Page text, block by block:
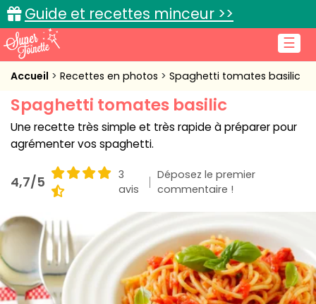
☰
Guide et recettes minceur >>
Accueil
Recettes de cuisine
Cuisine pratique
L'actu cuisine
Connexion
Accueil Recettes en photos Spaghetti tomates basilic
Spaghetti tomates basilic
Une recette très simple et très rapide à préparer pour
agrémenter vos spaghetti.
4,7/5
3
avis
Déposez le premier
commentaire !